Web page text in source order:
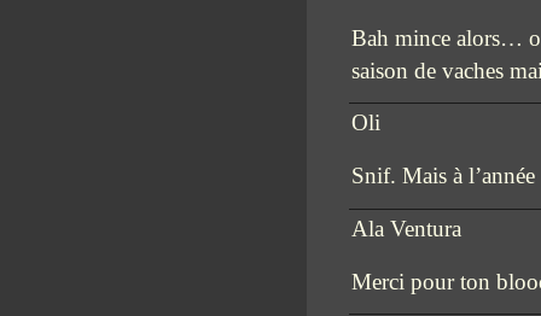
Bah mince alors…
saison de vaches
Oli
Snif. Mais à
Ala Ventura
Merci pour ton